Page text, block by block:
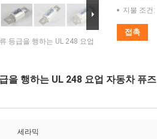
등급을 행하는 UL 248 요업
지불 조건:
접촉
을 행하는 UL 248 요업 자동차 퓨즈
세라믹